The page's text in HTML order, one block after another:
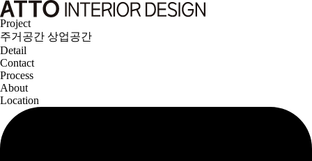
Project
주거공간 상업공간
Detail
Contact
Process
About
Location